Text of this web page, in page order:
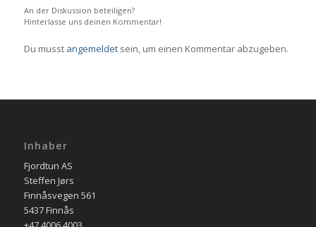
An der Diskussion beteiligen?
Hinterlasse uns deinen Kommentar!
Du musst angemeldetsein, um einen Kommentar abzugeben.
Inhaber
Fjordtun AS
Steffen Jørs
Finnåsvegen 561
5437 Finnås